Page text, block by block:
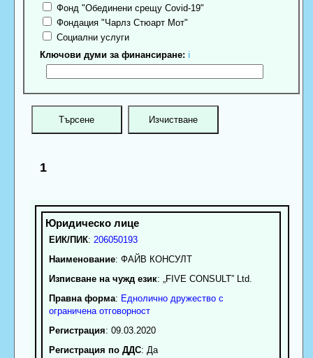
Фонд "Обединени срещу Covid-19"
Фондация "Чарлз Стюарт Мот"
Социални услуги
Ключови думи за финансиране: ℹ
1
ЕИК/ПИК: 206050193
Наименование: ФАЙВ КОНСУЛТ
Изписване на чужд език: „FIVE CONSULT” Ltd.
Правна форма: Еднолично дружество с
ограничена отговорност
Регистрация: 09.03.2020
Регистрация по ДДС: Да